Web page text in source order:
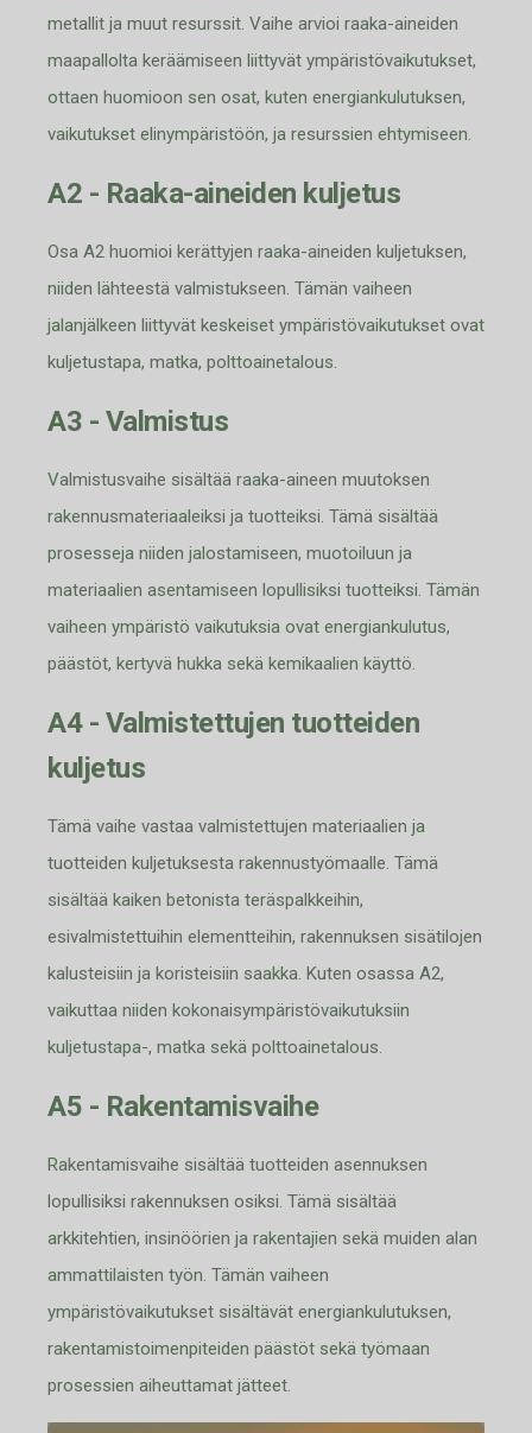
metallit ja muut resurssit. Vaihe arvioi raaka-aineiden
maapallolta keräämiseen liittyvät ympäristövaikutukset,
ottaen huomioon sen osat, kuten energiankulutuksen,
vaikutukset elinympäristöön, ja resurssien ehtymiseen.
A2 - Raaka-aineiden kuljetus
Osa A2 huomioi kerättyjen raaka-aineiden kuljetuksen,
niiden lähteestä valmistukseen. Tämän vaiheen
jalanjälkeen liittyvät keskeiset ympäristövaikutukset ovat
kuljetustapa, matka, polttoainetalous.
A3 - Valmistus
Valmistusvaihe sisältää raaka-aineen muutoksen
rakennusmateriaaleiksi ja tuotteiksi. Tämä sisältää
prosesseja niiden jalostamiseen, muotoiluun ja
materiaalien asentamiseen lopullisiksi tuotteiksi. Tämän
vaiheen ympäristö vaikutuksia ovat energiankulutus,
päästöt, kertyvä hukka sekä kemikaalien käyttö.
A4 - Valmistettujen tuotteiden
kuljetus
Tämä vaihe vastaa valmistettujen materiaalien ja
tuotteiden kuljetuksesta rakennustyömaalle. Tämä
sisältää kaiken betonista teräspalkkeihin,
esivalmistettuihin elementteihin, rakennuksen sisätilojen
kalusteisiin ja koristeisiin saakka. Kuten osassa A2,
vaikuttaa niiden kokonaisympäristövaikutuksiin
kuljetustapa-, matka sekä polttoainetalous.
A5 - Rakentamisvaihe
Rakentamisvaihe sisältää tuotteiden asennuksen
lopullisiksi rakennuksen osiksi. Tämä sisältää
arkkitehtien, insinöörien ja rakentajien sekä muiden alan
ammattilaisten työn. Tämän vaiheen
ympäristövaikutukset sisältävät energiankulutuksen,
rakentamistoimenpiteiden päästöt sekä työmaan
prosessien aiheuttamat jätteet.